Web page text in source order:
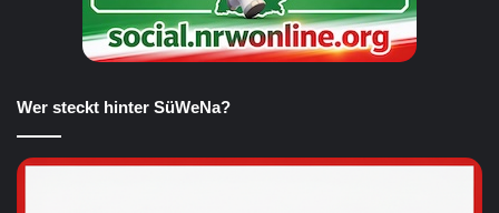
Wer steckt hinter SüWeNa?